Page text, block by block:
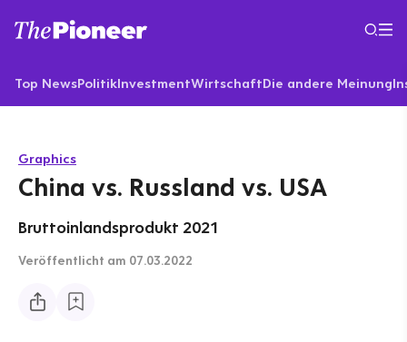
Top NewsPolitikInvestmentWirtschaftDie andere Meinung
Graphics
China vs. Russland vs. USA
Bruttoinlandsprodukt 2021
Veröffentlicht am 07.03.2022